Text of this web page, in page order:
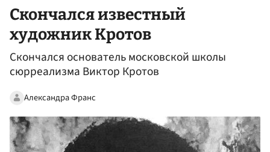
Скончался известный
художник Кротов
Скончался основатель московской школы
сюрреализма Виктор Кротов
Александра Франс